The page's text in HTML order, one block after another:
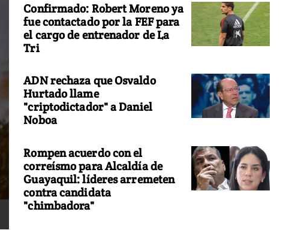
Confirmado: Robert Moreno ya
fue contactado por la FEF para
el cargo de entrenador de La
Tri
ADN rechaza que Osvaldo
Hurtado llame
"criptodictador" a Daniel
Noboa
Rompen acuerdo con el
correísmo para Alcaldía de
Guayaquil: líderes arremeten
contra candidata
"chimbadora"